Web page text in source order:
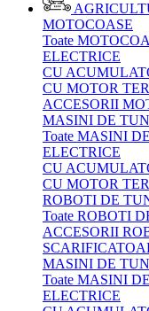
MOTOCOASE
Toate
ELECTRICE
CU
CU MOTOR
ACCESORII
MASINI DE
Toate MASINI
ELECTRICE
CU
CU MOTOR
ROBOTI DE
Toate ROBOTI
ACCESORII
MASINI DE
Toate MASINI
ELECTRICE